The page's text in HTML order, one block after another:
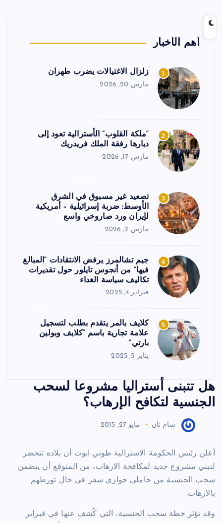
أهم الأخبار
1 زلزال الاغتيالات يضرب طهران
مارس 20, 2026
2
“ملكة القلوب” الأسترالية تعود إلى
ديارها رفقة الملك فريدريك
مارس 17, 2026
3
تصعيد غير مسبوق في الشرق
الأوسط: ضربة إسرائيلية – أمريكية
لإيران ورد صاروخي واسع
مارس 2, 2026
4
جيم تشالمرز يرفض الانتقادات “المبالغ
فيها” من أنجوس تايلور حول تقديرات
تكاليف سياسة الغداء
فبراير 4, 2025
5
كلايف بالمر يتقدم بطلب لتسجيل
علامة تجارية باسم “كلايف وبولين
بارتي”
يناير 5, 2025
هل تتبنى أستراليا مشروعا لسحب
الجنسية لتكافح الإرهاب؟
سام نان مايو 27, 2015
أعلن رئيس الحكومة الاسترالية طوني ابوت أن بلاده تتحضر
لتبني مشروع جديد لمكافحة الارهاب، من المتوقع أن يتضمن
سحب الجنسية من حاملي جوازي سفر في حال تورطهم
بالارهاب.
وقد تؤثر خطة سحب الجنسية، التي كُشف عنها في فبراير